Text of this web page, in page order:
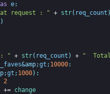
as e:
request : " + str( req_count
)
" + str( req_count ) +
"
&amp;gt ; 10000:
gt ; 1000) :
2
+=
change